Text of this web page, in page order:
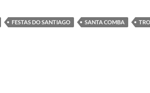
FESTAS DO SANTIAGO SANTA COMBA